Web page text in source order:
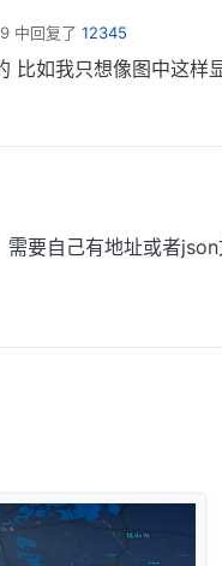
中回复了 12345
比如我只想像图中这样
需要自己有地址或者